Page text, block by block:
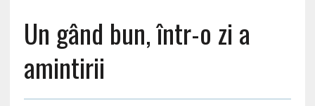
Un gând bun, într-o zi a
amintirii